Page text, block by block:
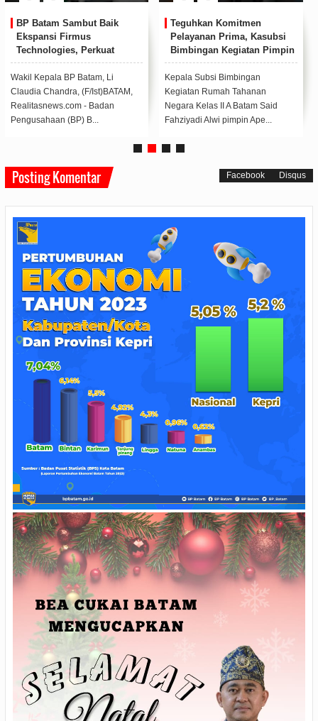
BP Batam Sambut Baik
Ekspansi Firmus
Technologies, Perkuat
Posisi Batam sebagai Hub
Infrastruktur AI Regional
Wakil Kepala BP Batam, Li
Claudia Chandra, (F/Ist)BATAM,
Realitasnews.com - Badan
Pengusahaan (BP) B...
Teguhkan Komitmen
Pelayanan Prima, Kasubsi
Bimbingan Kegiatan Pimpin
Apel Pagi Rutan Batam
Kepala Subsi Bimbingan
Kegiatan Rumah Tahanan
Negara Kelas II A Batam Said
Fahziyadi Alwi pimpin Ape...
Posting Komentar Facebook Disqus